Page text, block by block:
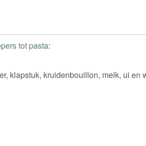
tot pasta:
klapstuk, kruidenbouillon, melk, ui en